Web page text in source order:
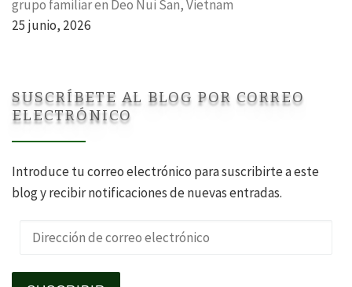
grupo familiar en Deo Nui San, Vietnam
25 junio, 2026
SUSCRÍBETE AL BLOG POR CORREO
ELECTRÓNICO
Introduce tu correo electrónico para suscribirte a este
blog y recibir notificaciones de nuevas entradas.
Dirección de correo electrónico